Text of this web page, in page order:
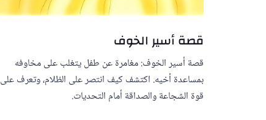
قصة أسير الخوف
قصة أسير الخوف: مغامرة عن طفل يتغلب على مخاوفه
بمساعدة أخيه. اكتشف كيف انتصر على الظلام، وتعرف على
قوة الشجاعة والصداقة أمام التحديات.